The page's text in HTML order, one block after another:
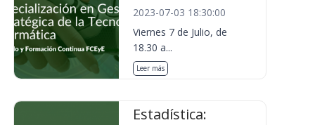
2023-07-03 18:30:00
Viernes 7 de Julio, de
18.30 a...
Leer más
Estadística: